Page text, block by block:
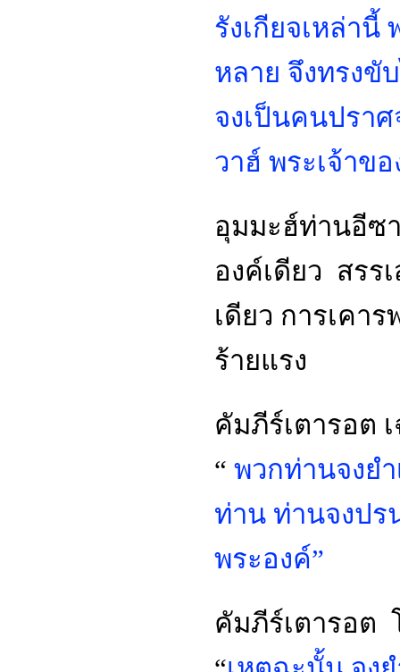
รังเกียจเหล่านี้
หลาย จึงทรงขั
จงเป็นคนปรา
วาฮ์ พระเจ้าข
อุมมะฮ์ท่านอีซ
องค์เดียว สรร
เดียว การเคา
ร้ายแรง
คัมภีร์เตารอต
“ พวกท่านจงยำ
ท่าน ท่านจงป
พระองค์”
คัมภีร์เตารอต